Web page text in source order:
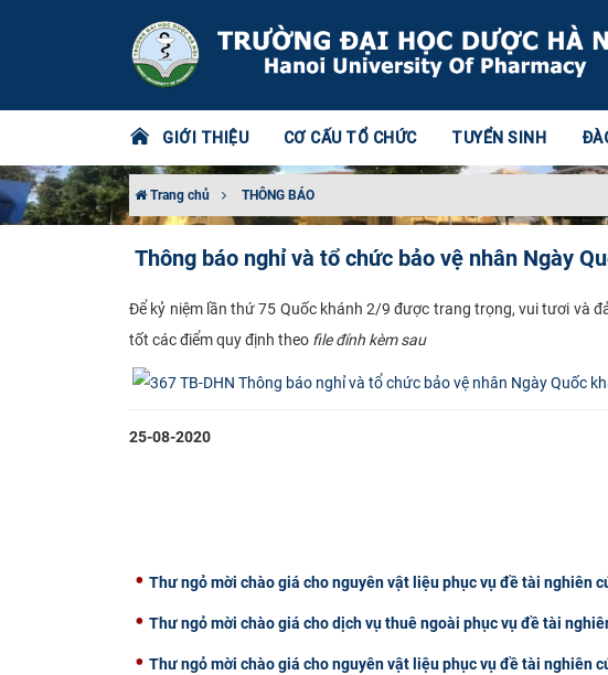
GIỚI THIỆU CƠ CẤU TỔ CHỨC TUYỂN SINH
Trang chủ THÔNG BÁO
Thông báo nghỉ và tổ chức bảo vệ nhân Ngày
​Để kỷ niệm lần thứ 75 Quốc khánh 2/9 được trang trọng, vui tươi và
tốt các điểm quy định theo file đính kèm sau
25-08-2020
Thư ngỏ mời chào giá cho nguyên vật liệu phục vụ đề tài nghiên
Thư ngỏ mời chào giá cho dịch vụ thuê ngoài phục vụ đề tài
Thư ngỏ mời chào giá cho nguyên vật liệu phục vụ đề tài nghiên